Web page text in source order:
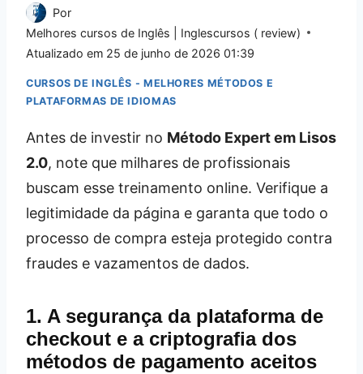
Por
Melhores cursos de Inglês | Inglescursos ( review)
Atualizado em 25 de junho de 2026 01:39
CURSOS DE INGLÊS - MELHORES MÉTODOS E
PLATAFORMAS DE IDIOMAS
Antes de investir no Método Expert em Lisos
2.0, note que milhares de profissionais
buscam esse treinamento online. Verifique a
legitimidade da página e garanta que todo o
processo de compra esteja protegido contra
fraudes e vazamentos de dados.
1. A segurança da plataforma de
checkout e a criptografia dos
métodos de pagamento aceitos